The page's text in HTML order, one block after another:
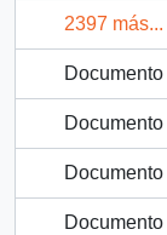
2397 más...
Documento
Documento
Documento
Documento